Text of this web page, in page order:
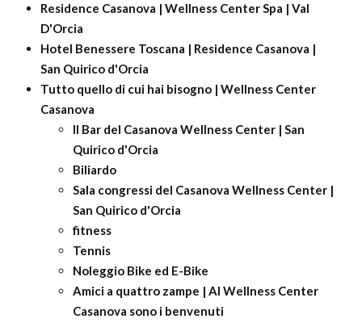
Residence Casanova | Wellness Center Spa | Val
D'Orcia
Hotel Benessere Toscana | Residence Casanova |
San Quirico d'Orcia
Tutto quello di cui hai bisogno | Wellness Center
Casanova
Il Bar del Casanova Wellness Center | San
Quirico d'Orcia
Biliardo
Sala congressi del Casanova Wellness Center |
San Quirico d'Orcia
fitness
Tennis
Noleggio Bike ed E-Bike
Amici a quattro zampe | Al Wellness Center
Casanova sono i benvenuti